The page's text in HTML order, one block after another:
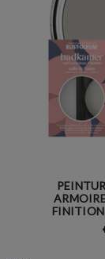
FINITION